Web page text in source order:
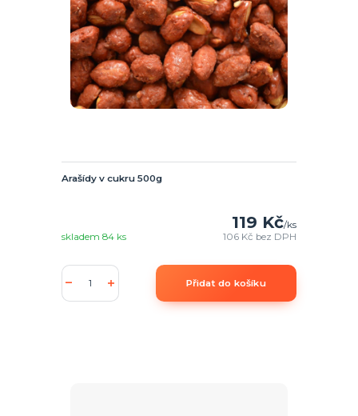
Arašídy v cukru 500g
119 Kč/ks
106 Kč bez DPH
skladem 84 ks
Přidat do košíku